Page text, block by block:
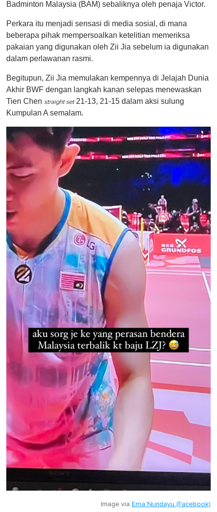
n
s
f
1
m
i
u
e
,
Badminton Malaysia (BAM) sebaliknya oleh penaja Victor.
Perkara itu menjadi sensasi di media sosial, di mana
beberapa pihak mempersoalkan ketelitian memeriksa
pakaian yang digunakan oleh Zii Jia sebelum ia digunakan
dalam perlawanan rasmi.
Begitupun, Zii Jia memulakan kempennya di Jelajah Dunia
Akhir BWF dengan langkah kanan selepas menewaskan
Tien Chen straight set21-13, 21-15 dalam aksi sulung
Kumpulan A semalam.
Image via Erna Nuridayu (Facebook)